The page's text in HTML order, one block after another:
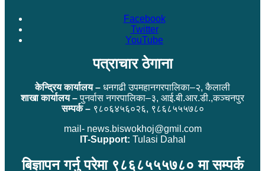
Facebook
Twitter
YouTube
पत्राचार ठेगाना
केन्द्रिय कार्यालय – धनगढी उपमहानगरपालिका–२, कैलाली
शाखा कार्यालय –पुनर्वास नगरपालिका–३, आई.बी.आर.डी.,कञ्चनपुर
सम्पर्क –९८०६४५६०२६, ९८६८५५५७८०
mail- news.biswokhoj@gmil.com
IT-Support: Tulasi Dahal
बिज्ञापन गर्नु परेमा ९८६८५५५७८० मा सम्पर्क